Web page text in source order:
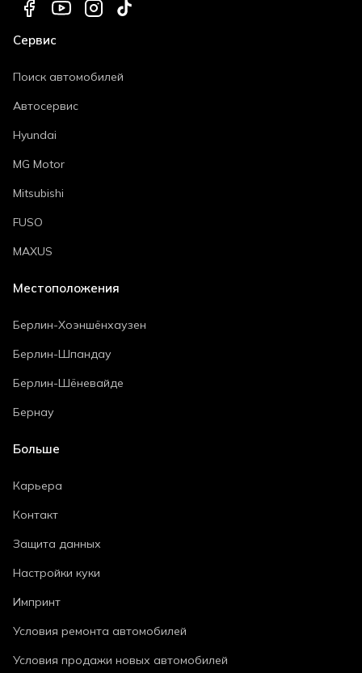
Сервис
Поиск автомобилей
Автосервис
Hyundai
MG Motor
Mitsubishi
FUSO
MAXUS
Местоположения
Берлин-Хоэншёнхаузен
Берлин-Шпандау
Берлин-Шёневайде
Бернау
Больше
Карьера
Контакт
Защита данных
Настройки куки
Импринт
Условия ремонта автомобилей
Условия продажи новых автомобилей